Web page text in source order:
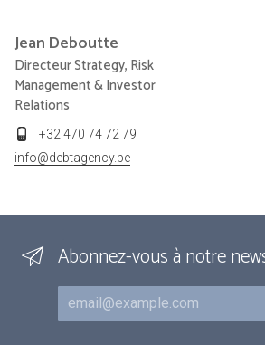
Jean Deboutte
Directeur Strategy, Risk
Management & Investor
Relations
+32 470 74 72 79
info@debtagency.be
Abonnez-vous à notre
Courriel